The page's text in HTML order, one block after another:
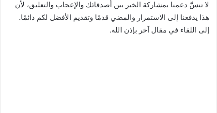
لا تنسَّ دعمنا بمشاركة الخبر بين أصدقائك والإعجاب والتعليق، لأن
هذا يدفعنا إلى الاستمرار والمضي قدمًا وتقديم الأفضل لكم دائمًا.
إلى اللقاء في مقال آخر بإذن الله.